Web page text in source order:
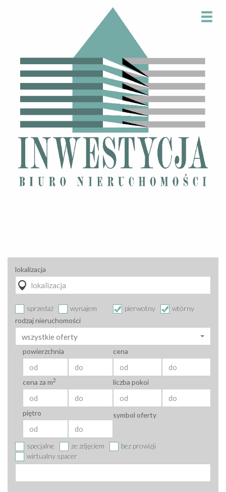
lokalizacja
sprzedaż wynajem pierwotny
wtórny
rodzaj nieruchomości
wszystkie oferty
powierzchnia cena
cena za m2 liczba pokoi
piętro
specjalne ze zdjęciem
bez prowizji
wirtualny spacer
symbol oferty